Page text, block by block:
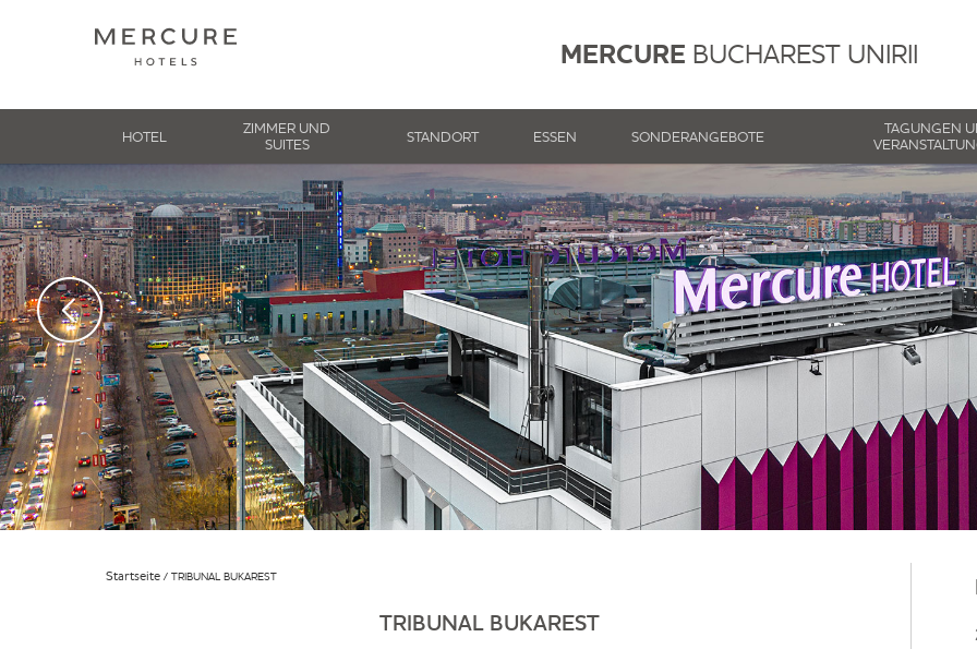
MERCURE BUCHAREST UNIRII
HOTEL
ZIMMER UND
SUITES
STANDORT ESSEN SONDERANGEBOTE
TAGUNGEN
Startseite TRIBUNAL BUKAREST
TRIBUNAL BUKAREST